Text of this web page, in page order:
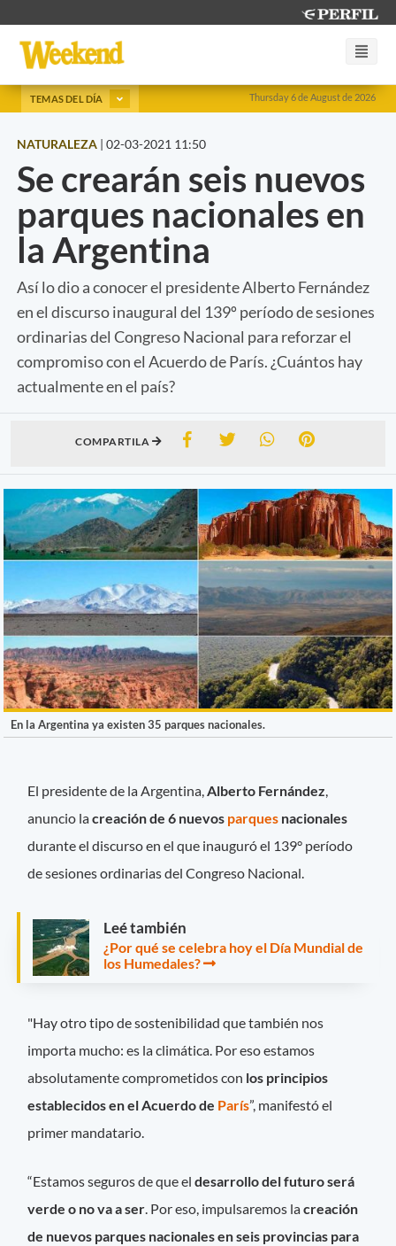
Thursday 6 de August de 2026
TEMAS DEL DÍA
NATURALEZA | 02-03-2021 11:50
Se crearán seis nuevos
parques nacionales en
la Argentina
Así lo dio a conocer el presidente Alberto Fernández
en el discurso inaugural del 139º período de sesiones
ordinarias del Congreso Nacional para reforzar el
compromiso con el Acuerdo de París. ¿Cuántos hay
actualmente en el país?
COMPARTILA
En la Argentina ya existen 35 parques nacionales.
El presidente de la Argentina, Alberto Fernández
anuncio lacreación de 6 nuevos parques nacionales
durante el discurso en el que inauguró el 139° período
de sesiones ordinarias del Congreso Nacional.
Leé también
¿Por qué se celebra hoy el Día Mundial de
los Humedales?
"Hay otro tipo de sostenibilidad que también nos
importa mucho: es la climática. Por eso estamos
absolutamente comprometidos con los principios
establecidos en el Acuerdo de París”, manifestó el
primer mandatario.
“Estamos seguros de que eldesarrollo del futuro será
verde o no va a ser. Por eso, impulsaremos lacreación
de nuevos parques nacionales en seis provincias para